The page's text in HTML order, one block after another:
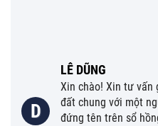
D
LÊ DŨNG
Xin chào! Xin tư vấn
đất chung với một
đứng tên trên sổ